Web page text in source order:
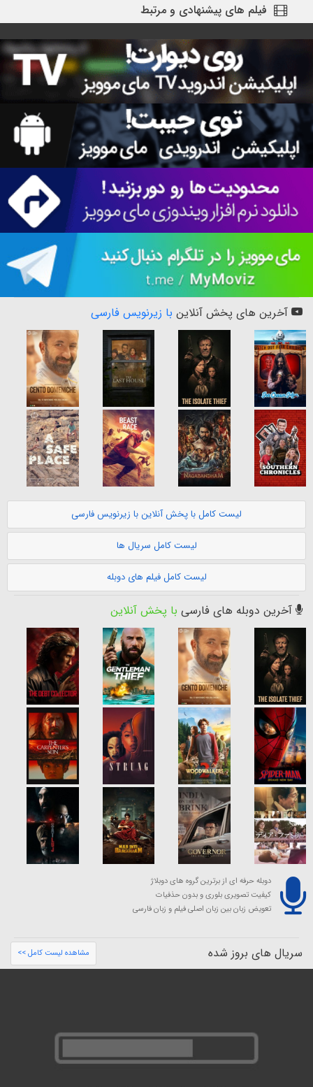
فیلم های پیشنهادی و مرتبط
آخرین های پخش آنلاین با زیرنویس فارسی
لیست کامل با پخش آنلاین با زیرنویس فارسی
لیست کامل سریال ها
لیست کامل فیلم های دوبله
آخرین دوبله های فارسی با پخش آنلاین
دوبله حرفه ای از برترین گروه های دوبلاژ
کیفیت تصویری بلوری و بدون حذفیات
تعویض زبان بین زبان اصلی فیلم و زبان فارسی
سریال های بروز شده مشاهده لیست کامل >>